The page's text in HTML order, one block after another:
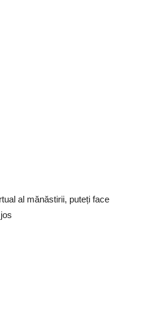
al mănăstirii, puteți face